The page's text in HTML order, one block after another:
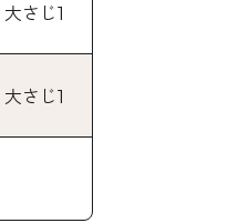
大さじ1
大さじ1